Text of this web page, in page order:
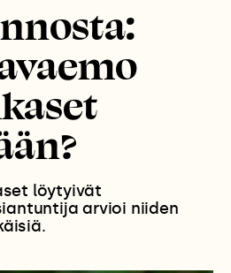
löytyivät
arvioi niiden